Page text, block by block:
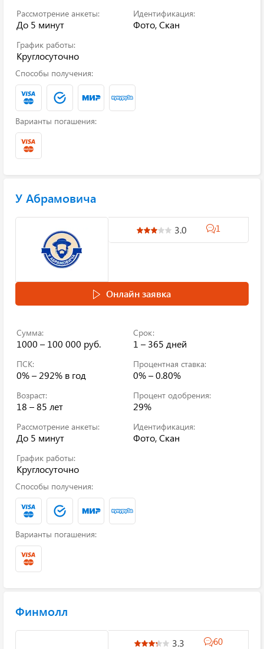
Рассмотрение анкеты:
До 5 минут
Идентификация:
Фото, Скан
График работы:
Круглосуточно
Способы получения:
Варианты погашения:
У Абрамовича
3.0 1
Онлайн заявка
Сумма:
1000 – 100 000 руб.
Срок:
1 – 365 дней
ПСК:
0% – 292% в год
Процентная ставка:
0% – 0.80%
Возраст:
18 – 85 лет
Процент одобрения:
29%
Рассмотрение анкеты:
До 5 минут
Идентификация:
Фото, Скан
График работы:
Круглосуточно
Способы получения:
Варианты погашения:
Финмолл
3.3 60